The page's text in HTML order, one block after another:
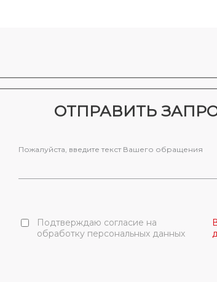
ОТПРАВИТЬ
Пожалуйста, введите текст Вашего обращения
Подтверждаю согласие на
обработку персональных данных